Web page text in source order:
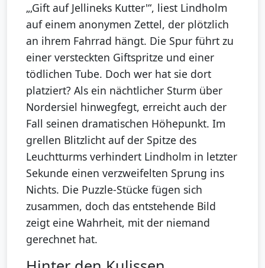
„‚Gift auf Jellineks Kutter'“, liest Lindholm
auf einem anonymen Zettel, der plötzlich
an ihrem Fahrrad hängt. Die Spur führt zu
einer versteckten Giftspritze und einer
tödlichen Tube. Doch wer hat sie dort
platziert? Als ein nächtlicher Sturm über
Nordersiel hinwegfegt, erreicht auch der
Fall seinen dramatischen Höhepunkt. Im
grellen Blitzlicht auf der Spitze des
Leuchtturms verhindert Lindholm in letzter
Sekunde einen verzweifelten Sprung ins
Nichts. Die Puzzle-Stücke fügen sich
zusammen, doch das entstehende Bild
zeigt eine Wahrheit, mit der niemand
gerechnet hat.